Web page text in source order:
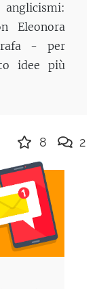
Eleonora
- per
idee più
8 2